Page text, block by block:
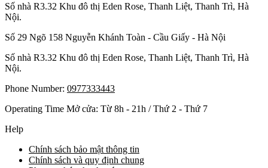
Số nhà R3.32 Khu đô thị Eden Rose, Thanh Liệt, Thanh Trì, Hà
Nội.
Số 29 Ngõ 158 Nguyễn Khánh Toàn - Cầu Giấy - Hà Nội
Số nhà R3.32 Khu đô thị Eden Rose, Thanh Liệt, Thanh Trì, Hà
Nội.
Phone Number: 0977333443
Operating Time Mở cửa: Từ 8h - 21h / Thứ 2 - Thứ 7
Help
Chính sách bảo mật thông tin
Chính sách và quy định chung